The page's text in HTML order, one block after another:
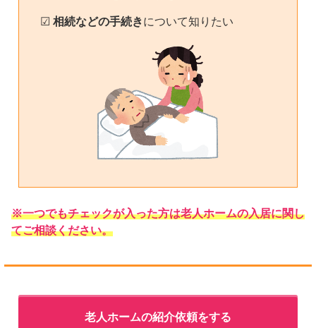
☑ 相続などの手続きについて知りたい
※一つでもチェックが入った方は老人ホームの入居に関し
てご相談ください。
老人ホームの紹介依頼をする